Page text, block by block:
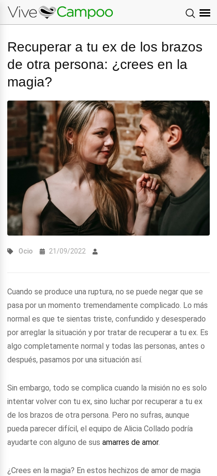
Recuperar a tu ex de los brazos
de otra persona: ¿crees en la
magia?
Ocio 21/09/2022
Cuando se produce una ruptura, no se puede negar que se
pasa por un momento tremendamente complicado. Lo más
normal es que te sientas triste, confundido y desesperado
por arreglar la situación y por tratar de recuperar a tu ex. Es
algo completamente normal y todas las personas, antes o
después, pasamos por una situación así.
Sin embargo, todo se complica cuando la misión no es solo
intentar volver con tu ex, sino luchar por recuperar a tu ex
de los brazos de otra persona. Pero no sufras, aunque
pueda parecer difícil, el equipo de Alicia Collado podría
ayudarte con alguno de sus amarres de amor.
¿Crees en la magia? En estos hechizos de amor de magia